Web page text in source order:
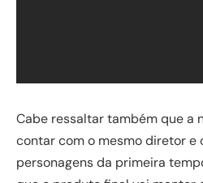
Cabe ressaltar também que a
contar com o mesmo diretor e
personagens da primeira